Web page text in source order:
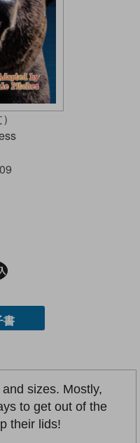
書
sizes. Mostly,
to get out of the
their lids!